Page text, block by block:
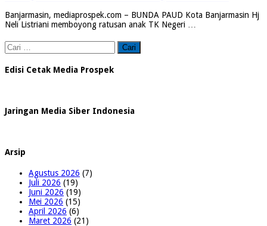
Banjarmasin, mediaprospek.com – BUNDA PAUD Kota Banjarmasin Hj
Neli Listriani memboyong ratusan anak TK Negeri …
Cari
untuk:
Edisi Cetak Media Prospek
Jaringan Media Siber Indonesia
Arsip
Agustus 2026 (7)
Juli 2026 (19)
Juni 2026 (19)
Mei 2026 (15)
April 2026 (6)
Maret 2026 (21)